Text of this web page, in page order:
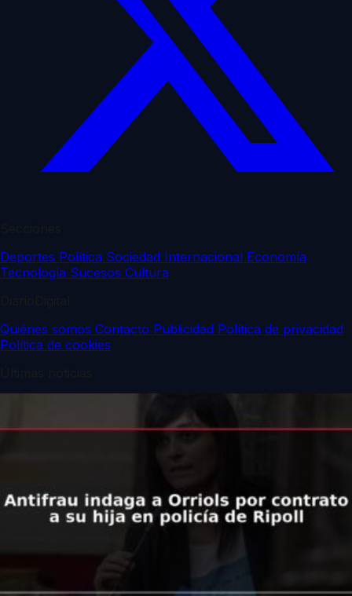
Deportes Política Sociedad Internacional Economía
Tecnología Sucesos Cultura
Quiénes somos Contacto Publicidad Política de privacidad
Política de cookies